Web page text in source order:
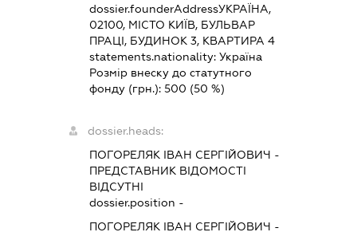
dossier.founderAddressУКРАЇНА,
02100, МІСТО КИЇВ, БУЛЬВАР
ПРАЦІ, БУДИНОК 3, КВАРТИРА 4
statements.nationality:Україна
Розмір внеску до статутного
фонду (грн.):500 (50 %)
dossier.heads:
ПОГОРЕЛЯК ІВАН СЕРГІЙОВИЧ -
ПРЕДСТАВНИК ВІДОМОСТІ
ВІДСУТНІ
dossier.position -
ПОГОРЕЛЯК ІВАН СЕРГІЙОВИЧ -